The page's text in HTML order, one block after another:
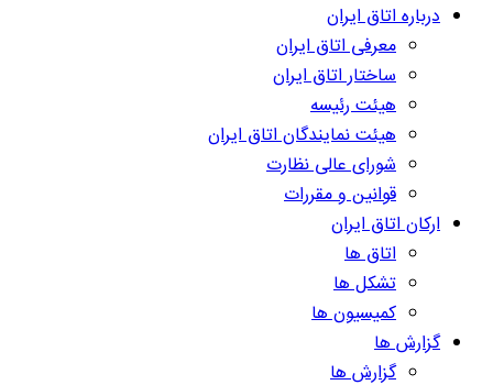
درباره اتاق ایران
معرفی اتاق ایران
ساختار اتاق ایران
هیئت رئیسه
هیئت نمایندگان اتاق ایران
شورای عالی نظارت
قوانین و مقررات
ارکان اتاق ایران
اتاق ها
تشکل ها
کمیسیون ها
گزارش ها
گزارش ها